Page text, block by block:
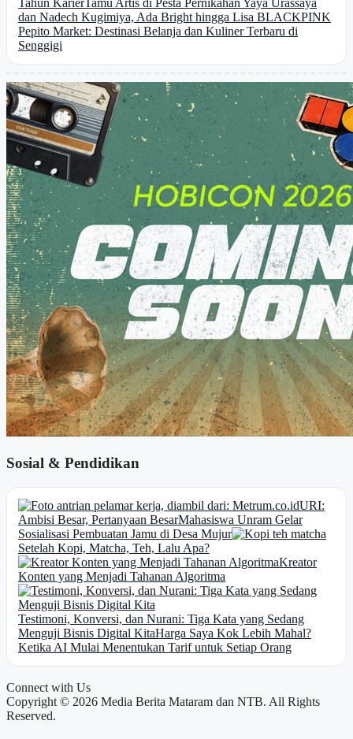
Tahun KarierTamu Artis di Pesta Pernikahan Yaya Urassaya
dan Nadech Kugimiya, Ada Bright hingga Lisa BLACKPINK
Pepito Market: Destinasi Belanja dan Kuliner Terbaru di
Senggigi
Sosial & Pendidikan
URI:
Ambisi Besar, Pertanyaan BesarMahasiswa Unram Gelar
Sosialisasi Pembuatan Jamu di Desa Mujur
Setelah Kopi, Matcha, Teh, Lalu Apa?
Kreator
Konten yang Menjadi Tahanan Algoritma
Testimoni, Konversi, dan Nurani: Tiga Kata yang Sedang
Menguji Bisnis Digital KitaHarga Saya Kok Lebih Mahal?
Ketika AI Mulai Menentukan Tarif untuk Setiap Orang
Connect with Us
Copyright © 2026 Media Berita Mataram dan NTB. All Rights
Reserved.